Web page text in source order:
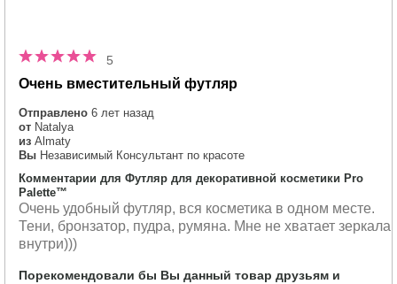
5
Очень вместительный футляр
Отправлено 6 лет назад
от Natalya
из Almaty
Вы Независимый Консультант по красоте
Комментарии для Футляр для декоративной косметики Pro
Palette™
Очень удобный футляр, вся косметика в одном месте.
Тени, бронзатор, пудра, румяна. Мне не хватает зеркала
внутри)))
Порекомендовали бы Вы данный товар друзьям и